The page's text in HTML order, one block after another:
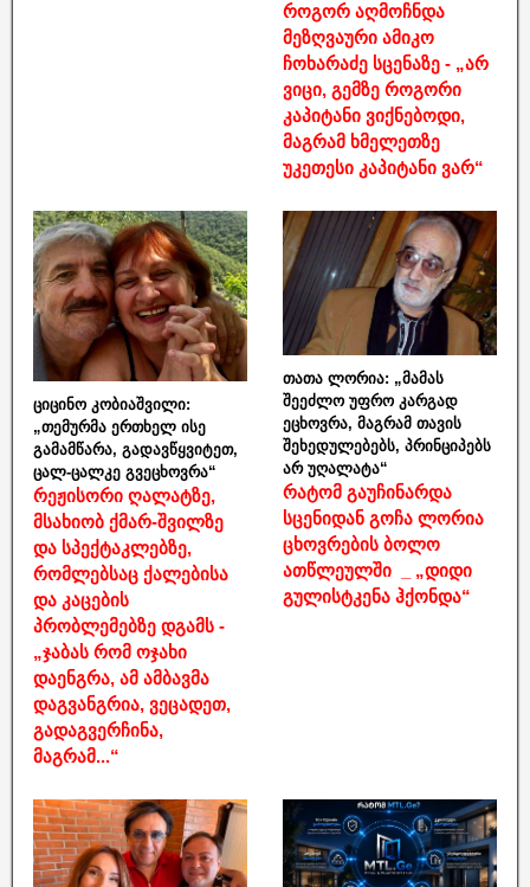
როგორ აღმოჩნდა
მეზღვაური ამიკო
ჩოხარაძე სცენაზე - „არ
ვიცი, გემზე როგორი
კაპიტანი ვიქნებოდი,
მაგრამ ხმელეთზე
უკეთესი კაპიტანი ვარ“
ციცინო კობიაშვილი:
„თემურმა ერთხელ ისე
გამამწარა, გადავწყვიტეთ,
ცალ-ცალკე გვეცხოვრა“
რეჟისორი ღალატზე,
მსახიობ ქმარ-შვილზე
და სპექტაკლებზე,
რომლებსაც ქალებისა
და კაცების
პრობლემებზე დგამს -
„ჯაბას რომ ოჯახი
დაენგრა, ამ ამბავმა
დაგვანგრია, ვეცადეთ,
გადაგვერჩინა,
მაგრამ...“
თათა ლორია: „მამას
შეეძლო უფრო კარგად
ეცხოვრა, მაგრამ თავის
შეხედულებებს, პრინციპებს
არ უღალატა“
რატომ გაუჩინარდა
სცენიდან გოჩა ლორია
ცხოვრების ბოლო
ათწლეულში _ „დიდი
გულისტკენა ჰქონდა“